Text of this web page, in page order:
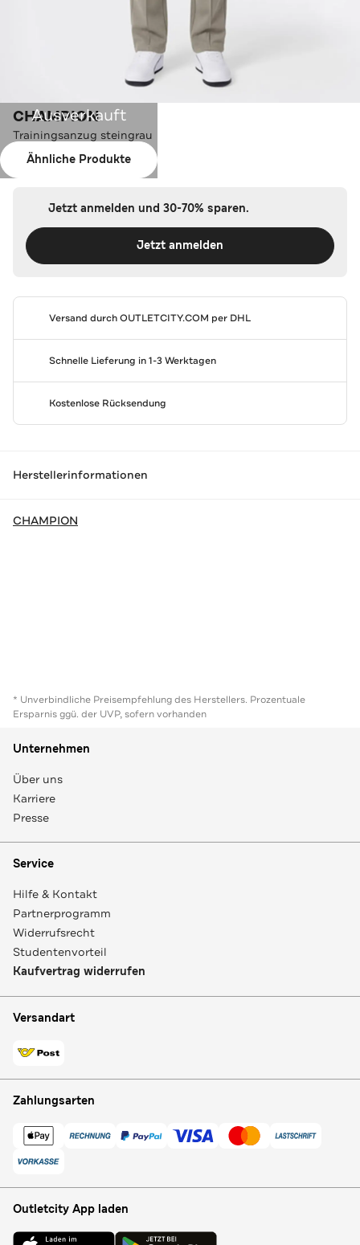
Ausverkauft
Ähnliche Produkte
CHAMPION
Trainingsanzug steingrau
Farbe:steingrau
Jetzt anmelden und 30-70% sparen.
Jetzt anmelden
Versand durchOUTLETCITY.COM per DHL
Schnelle Lieferung in 1-3 Werktagen
Kostenlose Rücksendung
Herstellerinformationen
CHAMPION
* Unverbindliche Preisempfehlung des Herstellers. Prozentuale
Ersparnis ggü. der UVP, sofern vorhanden
Unternehmen
Über uns
Karriere
Presse
Service
Hilfe & Kontakt
Partnerprogramm
Widerrufsrecht
Studentenvorteil
Kaufvertrag widerrufen
Versandart
Zahlungsarten
Outletcity App laden